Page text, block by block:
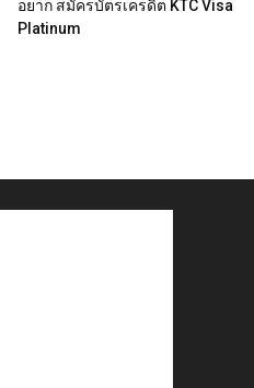
อยาก สมัครบัตรเครดิต KTC Visa
Platinum